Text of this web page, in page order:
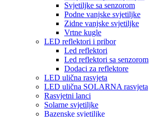
Svjetiljke sa senzorom
Podne vanjske svjetiljke
Zidne vanjske svjetiljke
Vrtne kugle
LED reflektori i pribor
Led reflektori
Led reflektori sa senzorom
Dodaci za reflektore
LED ulična rasvjeta
LED ulična SOLARNA rasvjeta
Rasvjetni lanci
Solarne svjetiljke
Bazenske svjetiljke